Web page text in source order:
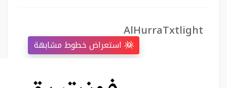
AlHurraTxtlight